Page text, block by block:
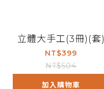
立體大手工(3冊)(套)
NT$399
NT$504
加入購物車